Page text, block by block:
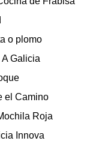
o plomo
A Galicia
el Camino
Roja
Innova